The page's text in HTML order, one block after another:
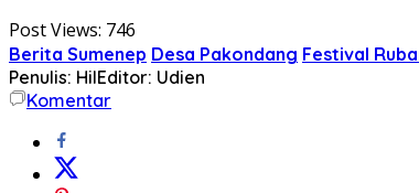
Post Views: 746
Berita Sumenep Desa Pakondang Festival
Penulis: HilEditor: Udien
Komentar